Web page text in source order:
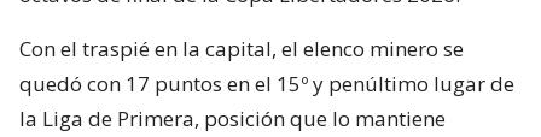
Con el traspié en la capital, el elenco minero se
quedó con 17 puntos en el 15º y penúltimo lugar de
la Liga de Primera, posición que lo mantiene